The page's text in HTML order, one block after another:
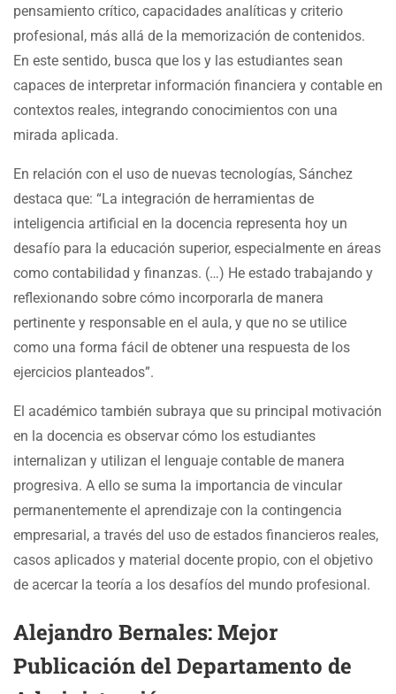
pensamiento crítico, capacidades analíticas y criterio
profesional, más allá de la memorización de contenidos.
En este sentido, busca que los y las estudiantes sean
capaces de interpretar información financiera y contable en
contextos reales, integrando conocimientos con una
mirada aplicada.
En relación con el uso de nuevas tecnologías, Sánchez
destaca que: “La integración de herramientas de
inteligencia artificial en la docencia representa hoy un
desafío para la educación superior, especialmente en áreas
como contabilidad y finanzas. (…) He estado trabajando y
reflexionando sobre cómo incorporarla de manera
pertinente y responsable en el aula, y que no se utilice
como una forma fácil de obtener una respuesta de los
ejercicios planteados”.
El académico también subraya que su principal motivación
en la docencia es observar cómo los estudiantes
internalizan y utilizan el lenguaje contable de manera
progresiva. A ello se suma la importancia de vincular
permanentemente el aprendizaje con la contingencia
empresarial, a través del uso de estados financieros reales,
casos aplicados y material docente propio, con el objetivo
de acercar la teoría a los desafíos del mundo profesional.
Alejandro Bernales: Mejor
Publicación del Departamento de